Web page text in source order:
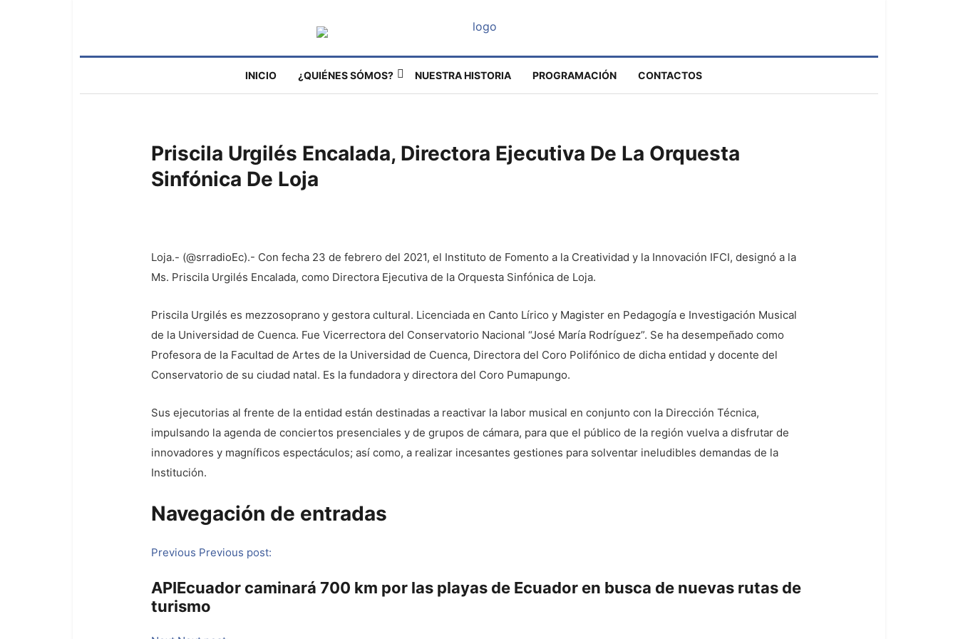
INICIO ¿QUIÉNES SÓMOS? NUESTRA HISTORIA PROGRAMACIÓN CONTACTOS
Priscila Urgilés Encalada, Directora Ejecutiva De La Orquesta
Sinfónica De Loja
Loja.- (@srradioEc).- Con fecha 23 de febrero del 2021, el Instituto de Fomento a la Creatividad y la Innovación IFCI, designó a la
Ms. Priscila Urgilés Encalada, como Directora Ejecutiva de la Orquesta Sinfónica de Loja.
Priscila Urgilés es mezzosoprano y gestora cultural. Licenciada en Canto Lírico y Magister en Pedagogía e Investigación Musical
de la Universidad de Cuenca. Fue Vicerrectora del Conservatorio Nacional “José María Rodríguez”. Se ha desempeñado como
Profesora de la Facultad de Artes de la Universidad de Cuenca, Directora del Coro Polifónico de dicha entidad y docente del
Conservatorio de su ciudad natal. Es la fundadora y directora del Coro Pumapungo.
Sus ejecutorias al frente de la entidad están destinadas a reactivar la labor musical en conjunto con la Dirección Técnica,
impulsando la agenda de conciertos presenciales y de grupos de cámara, para que el público de la región vuelva a disfrutar de
innovadores y magníficos espectáculos; así como, a realizar incesantes gestiones para solventar ineludibles demandas de la
Institución.
Navegación de entradas
Previous Previous post:
APIEcuador caminará 700 km por las playas de Ecuador en busca de nuevas rutas de
turismo